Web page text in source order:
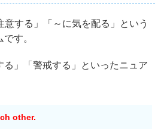
意する」「～に気を配る」という
す。
」「警戒する」といったニュア
other.